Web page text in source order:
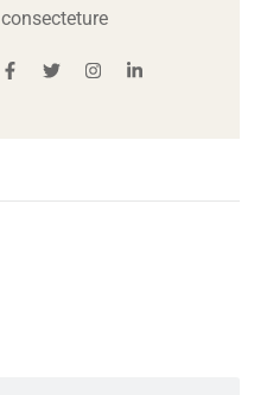
consecteture